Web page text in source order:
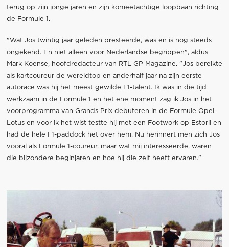
terug op zijn jonge jaren en zijn komeetachtige loopbaan richting
de Formule 1.
"Wat Jos twintig jaar geleden presteerde, was en is nog steeds
ongekend. En niet alleen voor Nederlandse begrippen", aldus
Mark Koense, hoofdredacteur van RTL GP Magazine. "Jos bereikte
als kartcoureur de wereldtop en anderhalf jaar na zijn eerste
autorace was hij het meest gewilde F1-talent. Ik was in die tijd
werkzaam in de Formule 1 en het ene moment zag ik Jos in het
voorprogramma van Grands Prix debuteren in de Formule Opel-
Lotus en voor ik het wist testte hij met een Footwork op Estoril en
had de hele F1-paddock het over hem. Nu herinnert men zich Jos
vooral als Formule 1-coureur, maar wat mij interesseerde, waren
die bijzondere beginjaren en hoe hij die zelf heeft ervaren."